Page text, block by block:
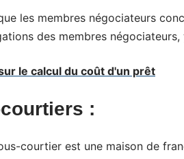
les membres négociateurs
des membres
le calcul du coût d'un prêt
:
courtier est une maison de